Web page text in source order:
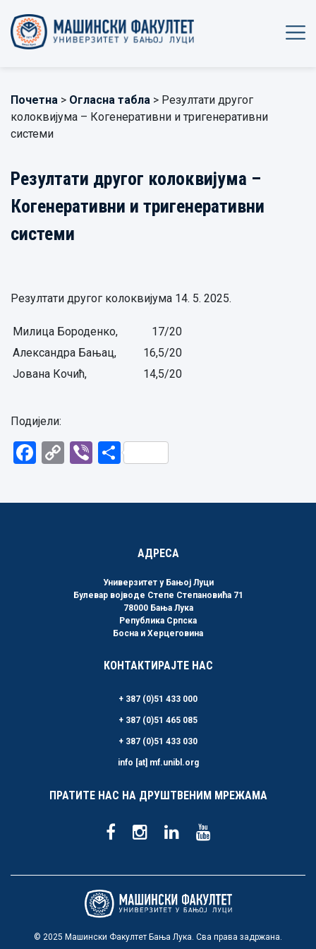
Почетна > Огласна табла > Резултати другог
колоквијума – Когенеративни и тригенеративни
системи
Резултати другог колоквијума –
Когенеративни и тригенеративни
системи
Резултати другог колоквијума 14. 5. 2025.
Милица Бороденко,
17/20
Александра Бањац,
16,5/20
Јована Кочић,
14,5/20
Подијели:
Facebook
CopyViberShare
АДРЕСА
Универзитет у Бањој Луци
Булевар војводе Степе Степановића 71
78000 Бања Лука
Република Српска
Босна и Херцеговина
КОНТАКТИРАЈТЕ НАС
+ 387 (0)51 433 000
+ 387 (0)51 465 085
+ 387 (0)51 433 030
info [at] mf.unibl.org
ПРАТИТЕ НАС НА ДРУШТВЕНИМ МРЕЖАМА
© 2025 Машински Факултет Бања Лука. Сва права задржана.